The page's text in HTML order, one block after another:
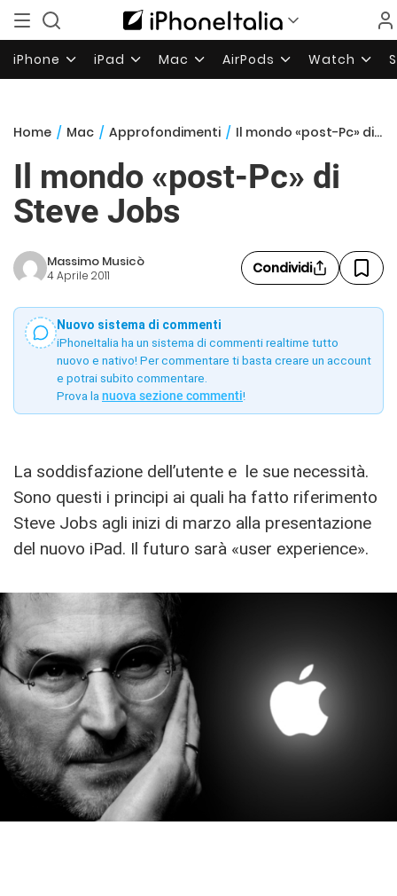
iPhone iPad Mac AirPods Watch
Home / Mac / Approfondimenti / Il mondo «post-Pc» di Steve Jobs
Il mondo «post-Pc» di
Steve Jobs
Massimo Musicò
4 Aprile 2011 Condividi
Nuovo sistema di commenti
iPhoneItalia ha un sistema di commenti realtime tutto
nuovo e nativo! Per commentare ti basta creare un account
e potrai subito commentare.
Prova la nuova sezione commenti!
La soddisfazione dell’utente e le sue necessità.
Sono questi i principi ai quali ha fatto riferimento
Steve Jobs agli inizi di marzo alla presentazione
del nuovo iPad. Il futuro sarà «user experience».